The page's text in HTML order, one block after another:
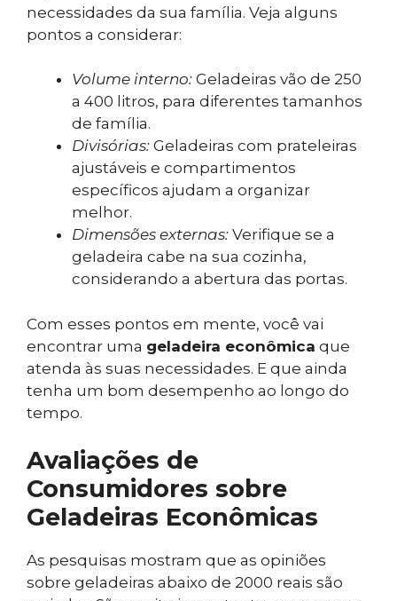
necessidades da sua família. Veja alguns
pontos a considerar:
Volume interno: Geladeiras vão de 250
a 400 litros, para diferentes tamanhos
de família.
Divisórias: Geladeiras com prateleiras
ajustáveis e compartimentos
específicos ajudam a organizar
melhor.
Dimensões externas: Verifique se a
geladeira cabe na sua cozinha,
considerando a abertura das portas.
Com esses pontos em mente, você vai
encontrar uma geladeira econômica que
atenda às suas necessidades. E que ainda
tenha um bom desempenho ao longo do
tempo.
Avaliações de
Consumidores sobre
Geladeiras Econômicas
As pesquisas mostram que as opiniões
sobre geladeiras abaixo de 2000 reais são